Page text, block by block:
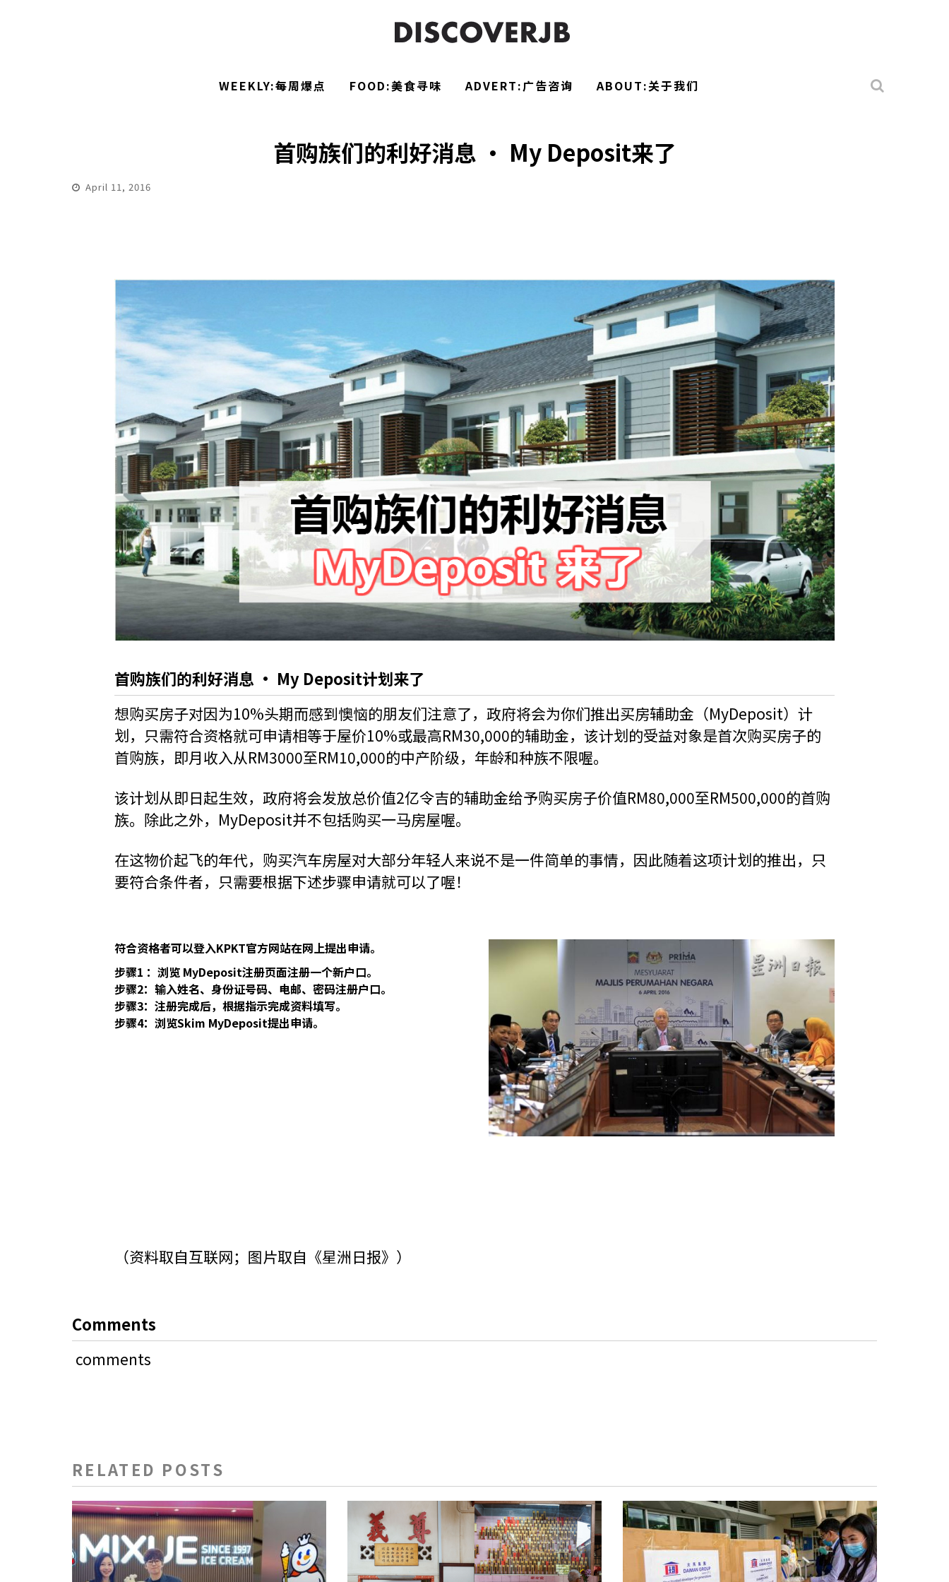
WEEKLY:每周爆点 FOOD:美食寻味 ADVERT:广告咨询 ABOUT:关于我们
首购族们的利好消息 · My Deposit来了
April 11, 2016
首购族们的利好消息 · My Deposit计划来了
想购买房子对因为10%头期而感到懊恼的朋友们注意了，政府将会为你们推出买房辅助金（MyDeposit）计
划，只需符合资格就可申请相等于屋价10%或最高RM30,000的辅助金，该计划的受益对象是首次购买房子的
首购族，即月收入从RM3000至RM10,000的中产阶级，年龄和种族不限喔。
该计划从即日起生效，政府将会发放总价值2亿令吉的辅助金给予购买房子价值RM80,000至RM500,000的首购
族。除此之外，MyDeposit并不包括购买一马房屋喔。
在这物价起飞的年代，购买汽车房屋对大部分年轻人来说不是一件简单的事情，因此随着这项计划的推出，只
要符合条件者，只需要根据下述步骤申请就可以了喔！
符合资格者可以登入KPKT官方网站在网上提出申请。
步骤1 ：浏览 MyDeposit注册页面注册一个新户口。
步骤2：输入姓名、身份证号码、电邮、密码注册户口。
步骤3：注册完成后，根据指示完成资料填写。
步骤4：浏览Skim MyDeposit提出申请。
（资料取自互联网；图片取自《星洲日报》）
Comments
comments
RELATED POSTS